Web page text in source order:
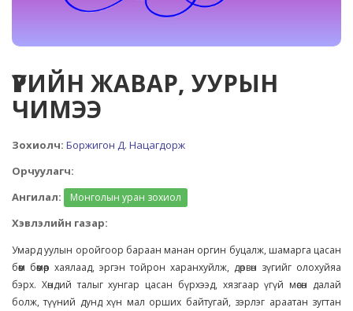
ҮҮРИЙН ЖАВАР, УУРЫН
ЧИМЭЭ
Зохиолч: Боржигон Д. Нацагдорж
Орчуулагч:
Ангилал:
Монголын уран зохиол
Хэвлэлийн газар:
Умард уулын оройгоор бараан манан оргин буцалж, шамарга цасан
бөөм бөөмөөр хаялаад, эргэн тойрон харанхуйлж, дөрвөн зүгийг олохуйяа
бэрх. Хөндий талыг хунгар цасан бүрхээд, хязгаар үгүй мөсөн далай
болж, түүний дунд хүн мал орших байтугай, зэрлэг араатан зугтан